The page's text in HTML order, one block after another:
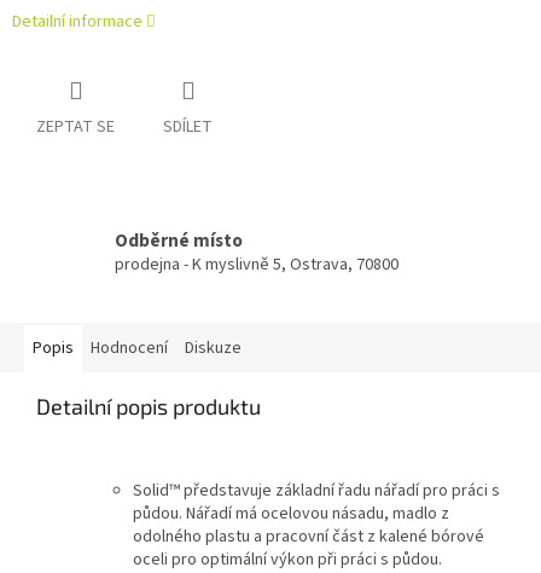
Detailní informace
ZEPTAT SE SDÍLET
Odběrné místo
prodejna - K myslivně 5, Ostrava, 70800
Popis Hodnocení Diskuze
Detailní popis produktu
Solid™ představuje základní řadu nářadí pro práci s
půdou. Nářadí má ocelovou násadu, madlo z
odolného plastu a pracovní část z kalené bórové
oceli pro optimální výkon při práci s půdou.